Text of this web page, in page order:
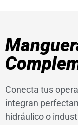
Conecta tus
integran
hidráulico o